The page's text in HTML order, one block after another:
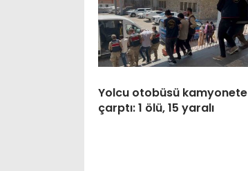
Yolcu otobüsü kamyonete
çarptı: 1 ölü, 15 yaralı